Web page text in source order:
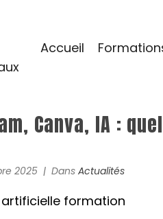
Accueil
Canva, IA :
2025 Dans Actualités